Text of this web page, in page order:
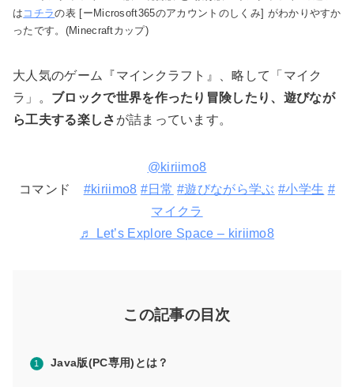
は コチラの表 [ーMicrosoft365のアカウントのしくみ] がわかりやすか
ったです。(Minecraftカップ)
大人気のゲーム『マインクラフト』、略して「マイク
ラ」。 ブロックで世界を作ったり冒険したり、遊びなが
ら工夫する楽しさ が詰まっています。
@kiriimo8
コマンド #kiriimo8 #日常 #遊びながら学ぶ #小学生 #
マイクラ
♬ Let’s Explore Space – kiriimo8
この記事の目次
Java版(PC専用)とは？